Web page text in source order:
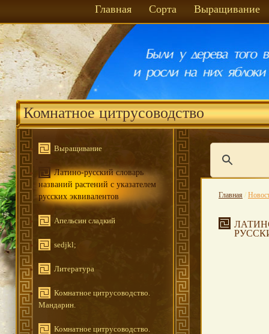
Главная Сорта Выращивание
Комнатное цитрусоводство
Выращивание
Латино-русский словарь
названий растений с указателем
русских эквивалентов
Апельсин сладкий
sedjkl;
Литература
Комнатное цитрусоводство.
Мандарин.
Комнатное цитрусоводство.
Главная /